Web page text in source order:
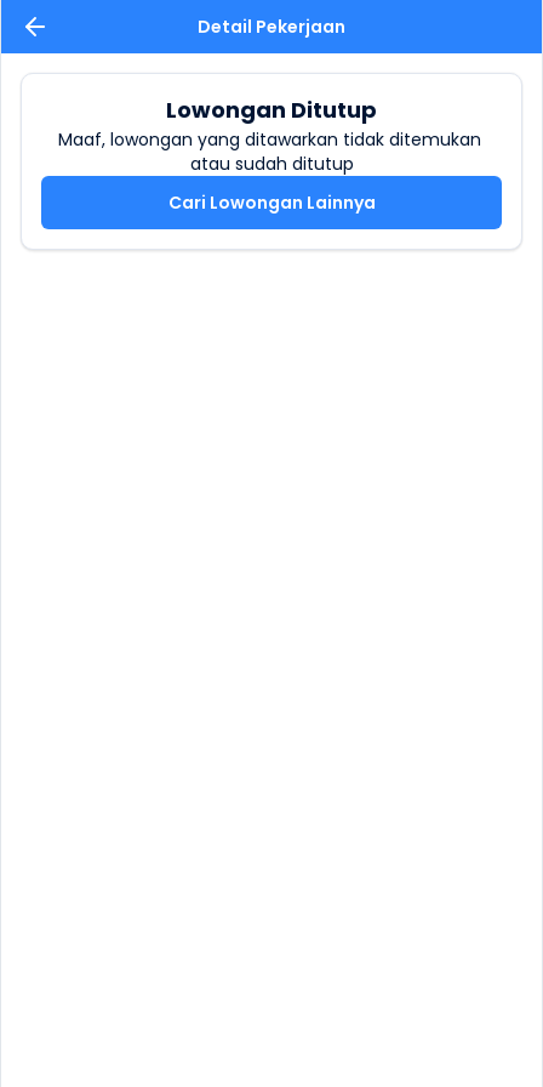
Detail Pekerjaan
Lowongan Ditutup
Maaf, lowongan yang ditawarkan tidak ditemukan
atau sudah ditutup
Cari Lowongan Lainnya